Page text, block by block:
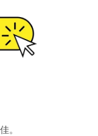
。